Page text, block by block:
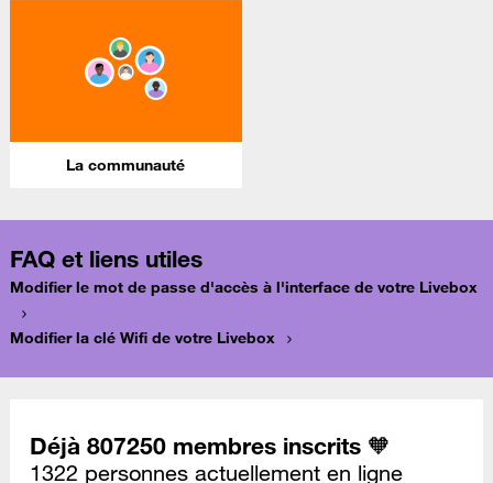
La communauté
FAQ et liens utiles
Modifier le mot de passe d'accès à l'interface de votre Livebox
Modifier la clé Wifi de votre Livebox
Déjà 807250 membres inscrits 🧡
1322 personnes actuellement en ligne